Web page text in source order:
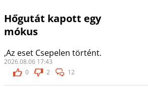
Hőgutát kapott egy
mókus
,Az eset Csepelen történt.
2026.08.06 17:43
0
2 12